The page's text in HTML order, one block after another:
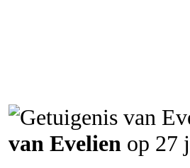
van Evelien op 27